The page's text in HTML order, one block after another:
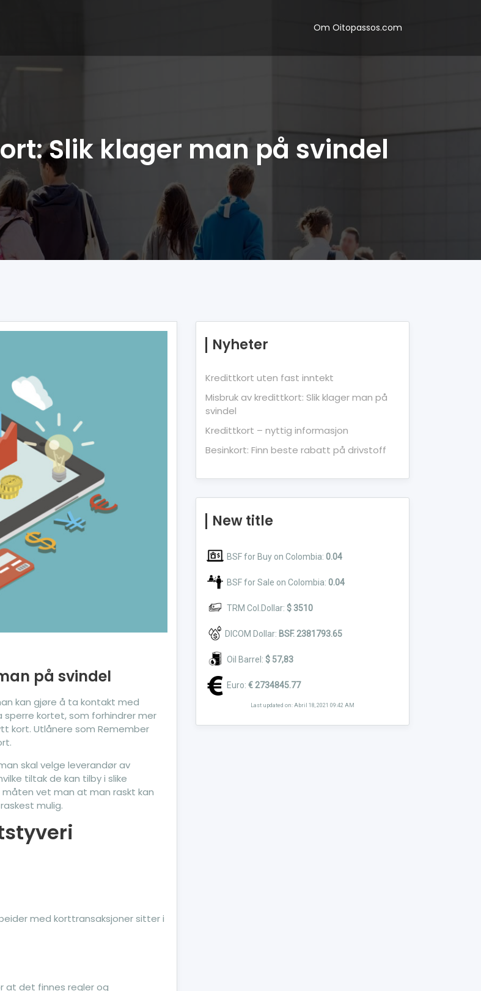
Om Oitopassos.com
Slik klager man på svindel
på svindel
kan gjøre å ta kontakt med
sperre kortet, som forhindrer mer
kort. Utlånere som Remember
skal velge leverandør av
tiltak de kan tilby i slike
vet man at man raskt kan
mulig.
med korttransaksjoner sitter i
at det finnes regler og
Nyheter
Kredittkort uten fast inntekt
Misbruk av kredittkort: Slik klager man på
svindel
Kredittkort – nyttig informasjon
Besinkort: Finn beste rabatt på drivstoff
New title
BSF for Buy on Colombia: 0.04
BSF for Sale on Colombia: 0.04
TRM Col.Dollar: $ 3510
DICOM Dollar: BSF. 2381793.65
Oil Barrel: $ 57,83
Euro: € 2734845.77
Last updated on: Abril 18, 2021 09:42 AM